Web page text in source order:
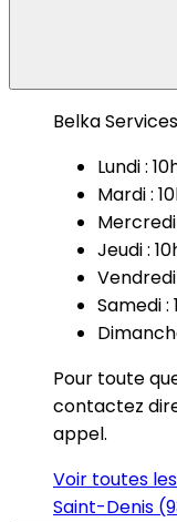
Belka
Lundi :
Mardi :
Mercredi
Jeudi :
Vendredi
Samedi :
Pour toute
contactez
appel.
Voir toutes
Saint-Denis